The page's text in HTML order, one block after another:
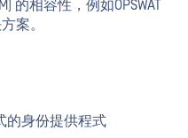
的相容性，例如OPSWAT
案。
的身份提供程式